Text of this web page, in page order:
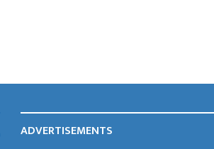
ADVERTISEMENTS